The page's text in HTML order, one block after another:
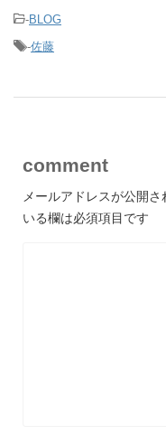
-BLOG
-佐藤
comment
メールアドレスが公開さ
いる欄は必須項目です